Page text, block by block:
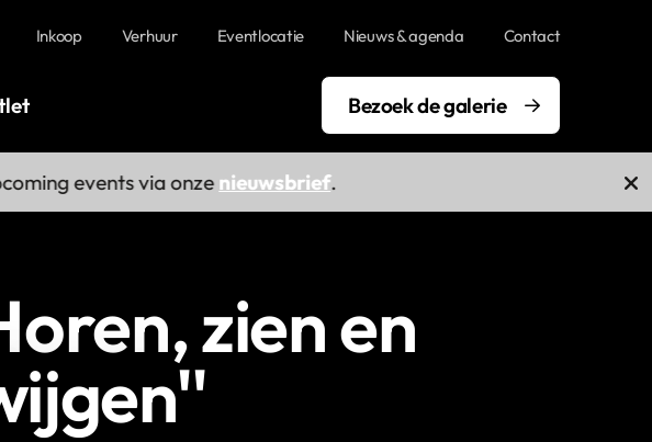
Inkoop Verhuur Eventlocatie Nieuws & agenda Contact
Bezoek de galerie
events via onzenieuwsbrief.
zien en